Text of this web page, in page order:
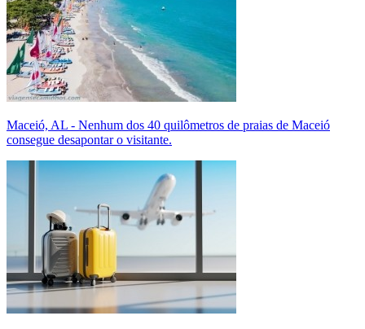
Maceió, AL - Nenhum dos 40 quilômetros de praias de Maceió
consegue desapontar o visitante.